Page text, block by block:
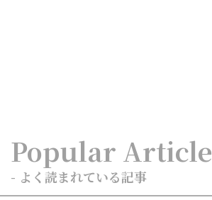
Popular Article
- よく読まれている記事